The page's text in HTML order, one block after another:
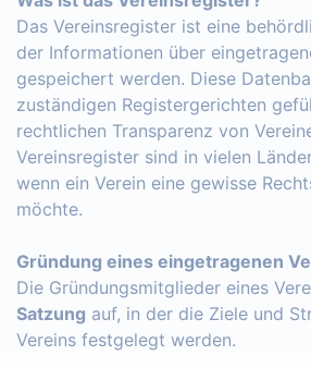
Das Vereinsregister ist eine
der Informationen über
gespeichert werden. Diese
zuständigen Registergerichten
rechtlichen Transparenz von
Vereinsregister sind in vielen
wenn ein Verein eine gewisse
möchte.
Gründung eines eingetragenen
Die Gründungsmitglieder eines
Satzung auf, in der die Ziele und
Vereins festgelegt werden.